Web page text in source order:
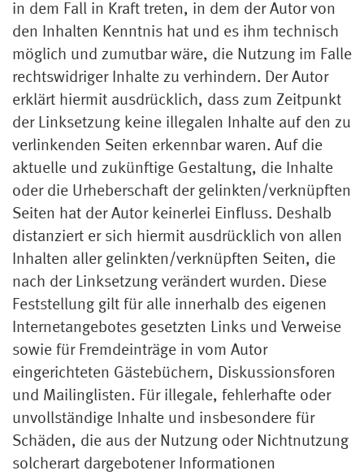
in dem Fall in Kraft treten, in dem der Autor von
den Inhalten Kenntnis hat und es ihm technisch
möglich und zumutbar wäre, die Nutzung im Falle
rechtswidriger Inhalte zu verhindern. Der Autor
erklärt hiermit ausdrücklich, dass zum Zeitpunkt
der Linksetzung keine illegalen Inhalte auf den zu
verlinkenden Seiten erkennbar waren. Auf die
aktuelle und zukünftige Gestaltung, die Inhalte
oder die Urheberschaft der gelinkten/verknüpften
Seiten hat der Autor keinerlei Einfluss. Deshalb
distanziert er sich hiermit ausdrücklich von allen
Inhalten aller gelinkten/verknüpften Seiten, die
nach der Linksetzung verändert wurden. Diese
Feststellung gilt für alle innerhalb des eigenen
Internetangebotes gesetzten Links und Verweise
sowie für Fremdeinträge in vom Autor
eingerichteten Gästebüchern, Diskussionsforen
und Mailinglisten. Für illegale, fehlerhafte oder
unvollständige Inhalte und insbesondere für
Schäden, die aus der Nutzung oder Nichtnutzung
solcherart dargebotener Informationen